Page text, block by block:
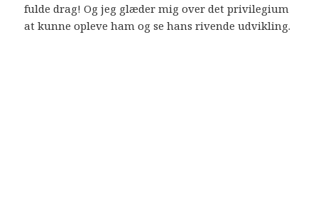
fulde drag! Og jeg glæder mig over det privilegium
at kunne opleve ham og se hans rivende udvikling.